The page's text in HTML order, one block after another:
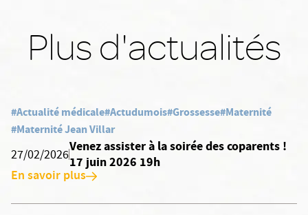
Plus d'actualités
#Actualité médicale#Actudumois#Grossesse#Maternité
#Maternité Jean Villar
27/02/2026
Venez assister à la soirée des coparents !
17 juin 2026 19h
En savoir plus